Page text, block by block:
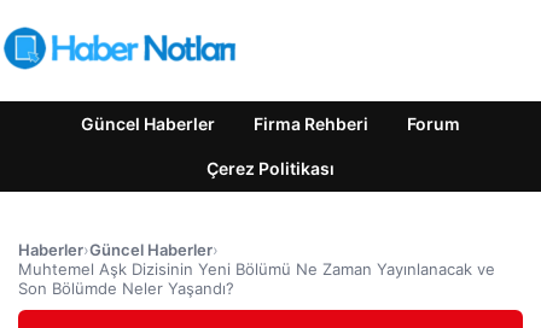
Güncel Haberler Firma Rehberi Forum
Çerez Politikası
Haberler›Güncel Haberler›
Muhtemel Aşk Dizisinin Yeni Bölümü Ne Zaman Yayınlanacak ve
Son Bölümde Neler Yaşandı?